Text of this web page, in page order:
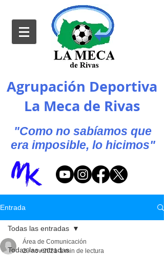
Agrupación Deportiva
La Meca de Rivas
"Como no sabíamos que
era imposible, lo hicimos"
Entrada
Todas las entradas
Todas las entradas
Área de Comunicación
29 nov 2021 1 min de lectura